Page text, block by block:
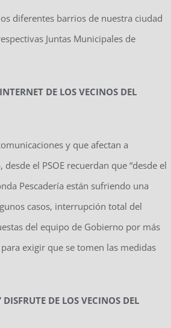
diferentes barrios de nuestra ciudad
Juntas Municipales de
DE LOS VECINOS DEL
y que afectan a
el PSOE recuerdan que “desde el
Pescadería están sufriendo una
casos, interrupción total del
del equipo de Gobierno por más
exigir que se tomen las medidas
DE LOS VECINOS DEL